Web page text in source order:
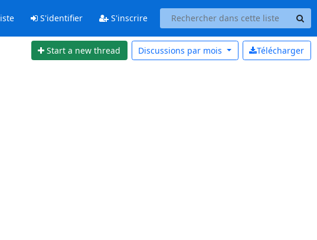
S'identifier S'inscrire
Start a new thread Télécharger
Discussions par mois